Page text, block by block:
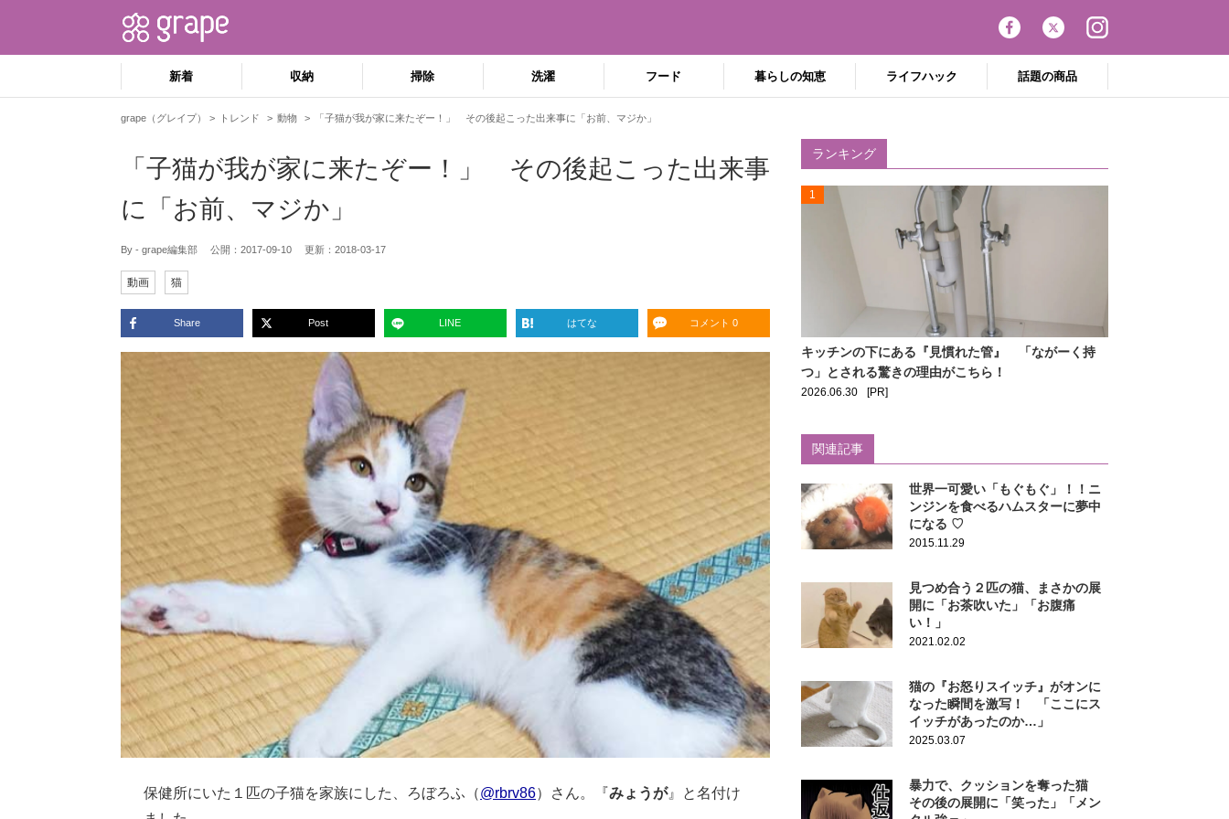
新着 収納 掃除 洗濯 フード 暮らしの知恵 ライフハック 話題の商品
grape（グレイプ） トレンド 動物 「子猫が我が家に来たぞー！」 その後起こった出来事に「お前、マジか」
「子猫が我が家に来たぞー！」 その後起こった出来事
に「お前、マジか」
By - grape編集部 公開： 2017-09-10 更新： 2018-03-17
動画 猫
Share Post LINE はてな コメント 0
保健所にいた１匹の子猫を家族にした、ろぼろふ（@rbrv86）さん。『みょうが』と名付け
ランキング
1
キッチンの下にある『見慣れた管』 「ながーく持
つ」とされる驚きの理由がこちら！
2026.06.30 [PR]
関連記事
世界一可愛い「もぐもぐ」！！ニ
ンジンを食べるハムスターに夢中
になる ♡
2015.11.29
見つめ合う２匹の猫、まさかの展
開に「お茶吹いた」「お腹痛
い！」
2021.02.02
猫の『お怒りスイッチ』がオンに
なった瞬間を激写！ 「ここにス
イッチがあったのか…」
2025.03.07
暴力で、クッションを奪った猫
その後の展開に「笑った」「メン